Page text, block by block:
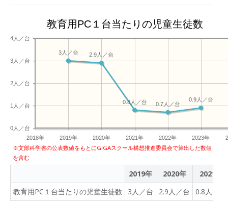
年9月には「MEXCBT」と
教育用PC１台当たりの児童生徒数
2018年 2019年 2020年 2021年 2022年 2023年
0人／台
1人／台
2人／台
3人／台
4人／台
0.9人／台
0.7人／台
0.8人／台
2.9人／台
3人／台
※文部科学省の公表数値をもとにGIGAスクール構想推進委員会で算出した数値
を含む
2019年 2020年
2021年
教育用PC１台当たりの児童生徒数
3人／台 2.9人／台 0.8人／台